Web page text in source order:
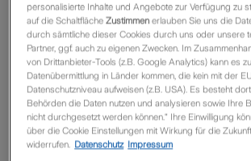
Komplizierte
Nein, die Summe ist
Einfach die Wohnfläche
personalisierte Inhalte und Angebote zur Verfügung zu
auf die SchaltflächeZustimmenerlauben Sie uns die
durch sämtliche dieser Cookies durch uns oder unsere
Partner, ggf. auch zu eigenen Zwecken. Im
von Drittanbieter-Tools (z.B. Google Analytics) kann es
Datenübermittlung in Länder kommen, die kein mit der
Datenschutzniveau aufweisen (z.B. USA). Es besteht
Behörden die Daten nutzen und analysieren sowie Ihre
nicht durchgesetzt werden können.“ Ihre Einwilligung
über die Cookie Einstellungen mit Wirkung für die Zukunft
widerrufen.
Datenschutz Impressum